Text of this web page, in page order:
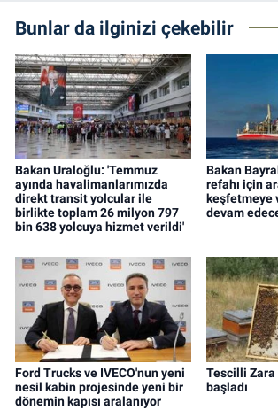
Bunlar da ilginizi çekebilir
Bakan Uraloğlu: 'Temmuz
ayında havalimanlarımızda
direkt transit yolcular ile
birlikte toplam 26 milyon 797
bin 638 yolcuya hizmet verildi'
Bakan
refahı için
keşfetmeye
devam
Ford Trucks ve IVECO'nun yeni
nesil kabin projesinde yeni bir
dönemin kapısı aralanıyor
Tescilli Zara
başladı